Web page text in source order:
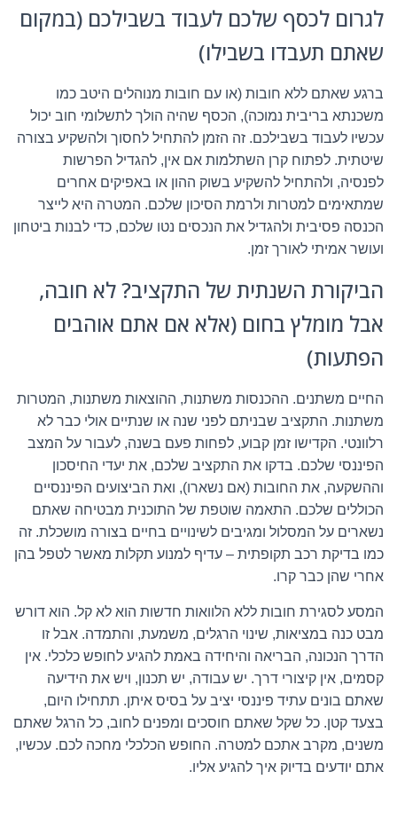
לגרום לכסף שלכם לעבוד בשבילכם (במקום
שאתם תעבדו בשבילו)
ברגע שאתם ללא חובות (או עם חובות מנוהלים היטב כמו
משכנתא בריבית נמוכה), הכסף שהיה הולך לתשלומי חוב יכול
עכשיו לעבוד בשבילכם. זה הזמן להתחיל לחסוך ולהשקיע בצורה
שיטתית. לפתוח קרן השתלמות אם אין, להגדיל הפרשות
לפנסיה, ולהתחיל להשקיע בשוק ההון או באפיקים אחרים
שמתאימים למטרות ולרמת הסיכון שלכם. המטרה היא לייצר
הכנסה פסיבית ולהגדיל את הנכסים נטו שלכם, כדי לבנות ביטחון
ועושר אמיתי לאורך זמן.
הביקורת השנתית של התקציב? לא חובה,
אבל מומלץ בחום (אלא אם אתם אוהבים
הפתעות)
החיים משתנים. ההכנסות משתנות, ההוצאות משתנות, המטרות
משתנות. התקציב שבניתם לפני שנה או שנתיים אולי כבר לא
רלוונטי. הקדישו זמן קבוע, לפחות פעם בשנה, לעבור על המצב
הפיננסי שלכם. בדקו את התקציב שלכם, את יעדי החיסכון
וההשקעה, את החובות (אם נשארו), ואת הביצועים הפיננסיים
הכוללים שלכם. התאמה שוטפת של התוכנית מבטיחה שאתם
נשארים על המסלול ומגיבים לשינויים בחיים בצורה מושכלת. זה
כמו בדיקת רכב תקופתית – עדיף למנוע תקלות מאשר לטפל בהן
אחרי שהן כבר קרו.
המסע לסגירת חובות ללא הלוואות חדשות הוא לא קל. הוא דורש
מבט כנה במציאות, שינוי הרגלים, משמעת, והתמדה. אבל זו
הדרך הנכונה, הבריאה והיחידה באמת להגיע לחופש כלכלי. אין
קסמים, אין קיצורי דרך. יש עבודה, יש תכנון, ויש את הידיעה
שאתם בונים עתיד פיננסי יציב על בסיס איתן. תתחילו היום,
בצעד קטן. כל שקל שאתם חוסכים ומפנים לחוב, כל הרגל שאתם
משנים, מקרב אתכם למטרה. החופש הכלכלי מחכה לכם. עכשיו,
אתם יודעים בדיוק איך להגיע אליו.